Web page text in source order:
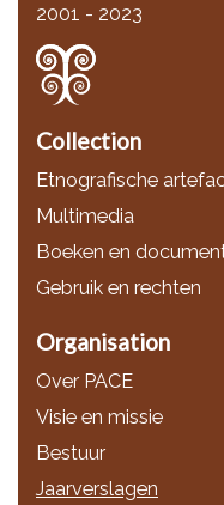
2001 - 2023
Collection
Etnografische
Multimedia
Boeken en
Gebruik en rechten
Organisation
Over PACE
Visie en missie
Bestuur
Jaarverslagen